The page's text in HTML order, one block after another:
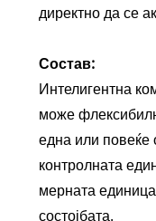
директно да се
Состав:
Интелигентна
може
една или повеќе
контролната
мерната
состојбата.